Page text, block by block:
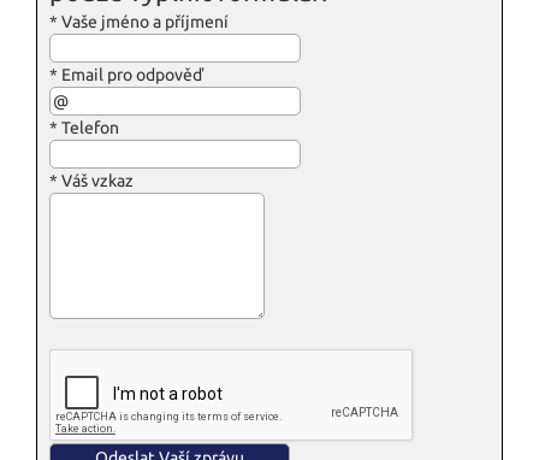
* Vaše jméno a příjmení
* Email pro odpověď
* Telefon
* Váš vzkaz